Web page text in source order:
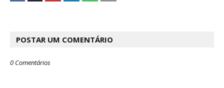
POSTAR UM COMENTÁRIO
0 Comentários